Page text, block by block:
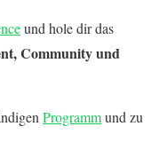
und hole dir das
Community und
Programmund zu